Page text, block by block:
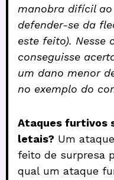
manobra difícil
defender-se da
este feito). Nesse
conseguisse
um dano menor
no exemplo do
Ataques furtivos
letais? Um
feito de surpresa
qual um ataque